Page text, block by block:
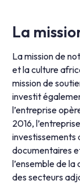
La
La mission de
et la culture
mission de
investit
l’entreprise
2016,
investissements
documentaires
l’ensemble de
des secteurs